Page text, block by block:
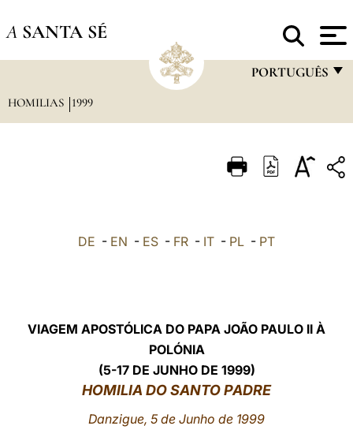
A SANTA SÉ
PORTUGUÊS
ITALIANO
LATINE
HOMILIAS 1999
DE - EN - ES - FR - IT - PL - PT
VIAGEM APOSTÓLICA DO PAPA JOÃO PAULO II À
POLÓNIA
(5-17 DE JUNHO DE 1999)
HOMILIA DO SANTO PADRE
Danzigue, 5 de Junho de 1999